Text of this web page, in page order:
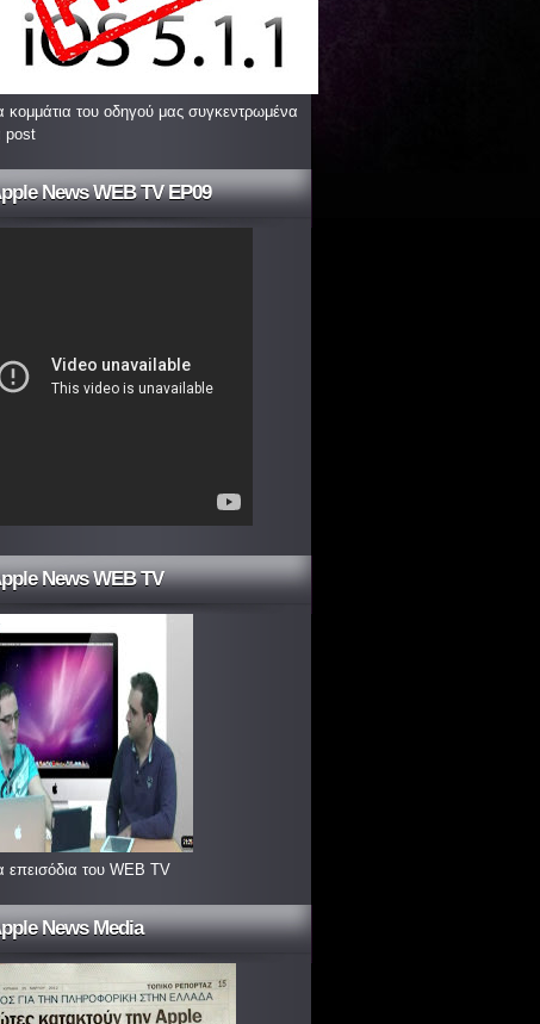
κομμάτια του οδηγού μας συγκεντρωμένα
post
News WEB TV EP09
News WEB TV
επεισόδια του WEB TV
News Media